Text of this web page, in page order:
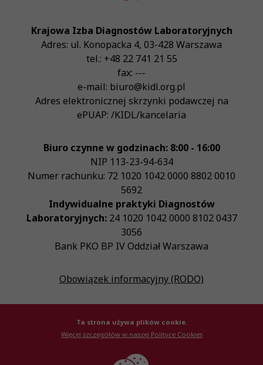
Krajowa Izba Diagnostów Laboratoryjnych
Adres: ul. Konopacka 4, 03-428 Warszawa
tel.: +48 22 741 21 55
fax: ---
e-mail: biuro@kidl.org.pl
Adres elektronicznej skrzynki podawczej na
ePUAP: /KIDL/kancelaria
Biuro czynne w godzinach: 8:00 - 16:00
NIP 113-23-94-634
Numer rachunku: 72 1020 1042 0000 8802 0010
5692
Indywidualne praktyki Diagnostów
Laboratoryjnych:24 1020 1042 0000 8102 0437
3056
Bank PKO BP IV Oddział Warszawa
Obowiązek informacyjny (RODO)
© Krajowa Izba Diagnostów Laboratoryjnych 2026
Ta strona używa plików cookie.
Więcej szczegółów w naszej Polityce Cookies